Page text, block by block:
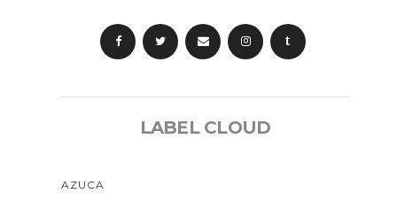
t
LABEL CLOUD
AZUCA